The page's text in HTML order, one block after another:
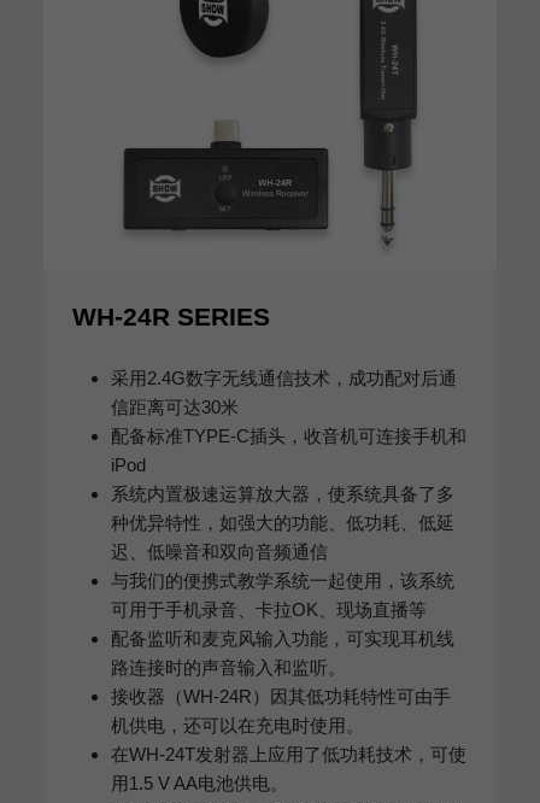
WH-24R SERIES
采用2.4G数字无线通信技术，成功配对后通
信距离可达30米
配备标准TYPE-C插头，收音机可连接手机和
iPod
系统内置极速运算放大器，使系统具备了多
种优异特性，如强大的功能、低功耗、低延
迟、低噪音和双向音频通信
与我们的便携式教学系统一起使用，该系统
可用于手机录音、卡拉OK、现场直播等
配备监听和麦克风输入功能，可实现耳机线
路连接时的声音输入和监听。
接收器（WH-24R）因其低功耗特性可由手
机供电，还可以在充电时使用。
在WH-24T发射器上应用了低功耗技术，可使
用1.5 V AA电池供电。